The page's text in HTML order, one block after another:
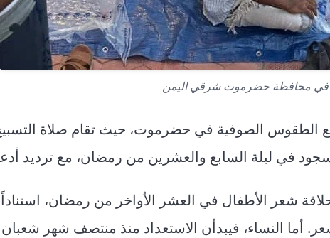
في محافظة حضرموت شرقي اليمن
الطقوس الصوفية في حضرموت، حيث تقام صلاة
في ليلة السابع والعشرين من رمضان، مع ترديد
شعر الأطفال في العشر الأواخر من رمضان،
النساء، فيبدأن الاستعداد منذ منتصف شهر